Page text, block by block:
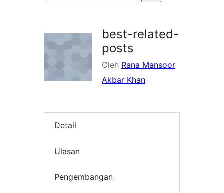
best-related-
posts
Oleh Rana Mansoor
Akbar Khan
Detail
Ulasan
Pengembangan